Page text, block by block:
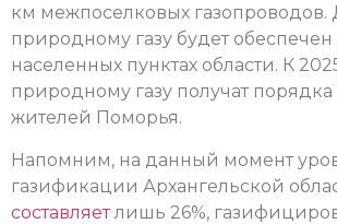
км межпоселковых газопроводов.
природному газу будет
населенных пунктах области. К
природному газу получат порядка
жителей Поморья.
Напомним, на данный момент
газификации Архангельской
составляетлишь 26%,